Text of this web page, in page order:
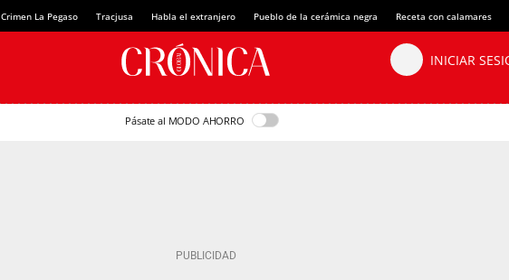
Crimen La Pegaso Tracjusa Habla el extranjero Pueblo de la cerámica negra Receta con calamares
Pásate al MODO AHORRO